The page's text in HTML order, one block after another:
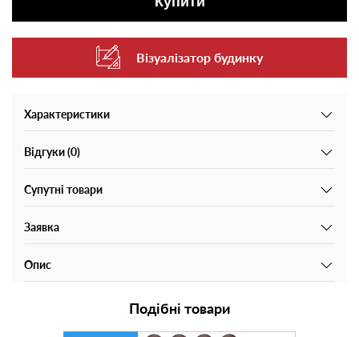
Візуалізатор будинку
Характеристики
Відгуки (0)
Супутні товари
Заявка
Опис
Подібні товари